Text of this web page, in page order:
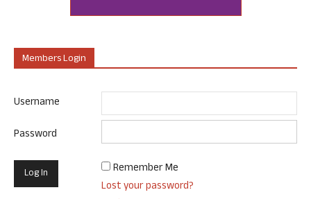
Members Login
Username
Password
Remember Me
Lost your password?